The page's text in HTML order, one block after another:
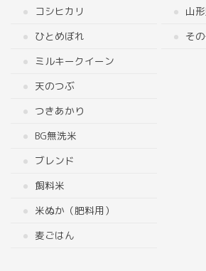
コシヒカリ
ひとめぼれ
ミルキークイーン
天のつぶ
つきあかり
BG無洗米
ブレンド
飼料米
米ぬか（肥料用）
麦ごはん
山
そ